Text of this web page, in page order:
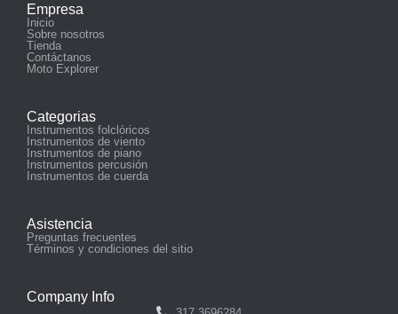
Empresa
Inicio
Sobre nosotros
Tienda
Contáctanos
Moto Explorer
Categorias
Instrumentos folclóricos
Instrumentos de viento
Instrumentos de piano
Instrumentos percusión
Instrumentos de cuerda
Asistencia
Preguntas frecuentes
Términos y condiciones del sitio
Company Info